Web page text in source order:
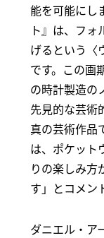
能を可能にし
ト』は、フ
げるという〈
です。この画
の時計製造の
先見的な芸術
真の芸術作品
は、ポケット
りの楽しみ方
す」とコメン
ダニエル・ア